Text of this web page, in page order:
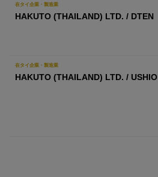
在タイ企業・製造業
HAKUTO (THAILAND) LTD. / DTEN
在タイ企業・製造業
HAKUTO (THAILAND) LTD. / USHIO